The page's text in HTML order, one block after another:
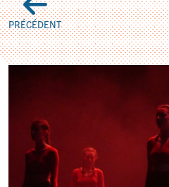
PRÉCÉDENT